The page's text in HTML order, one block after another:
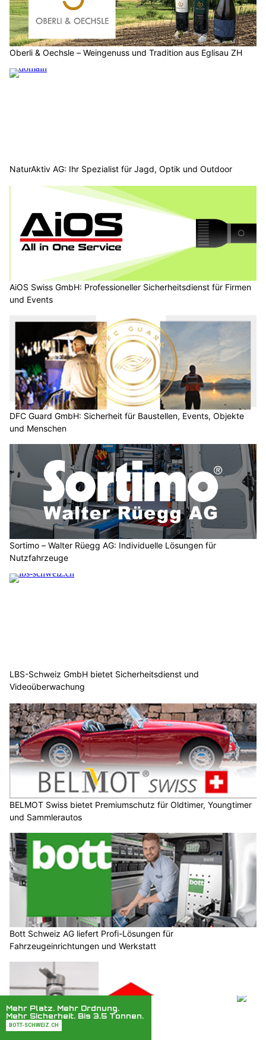
Oberli & Oechsle – Weingenuss und Tradition aus Eglisau ZH
NaturAktiv AG: Ihr Spezialist für Jagd, Optik und Outdoor
AiOS Swiss GmbH: Professioneller Sicherheitsdienst für Firmen
und Events
DFC Guard GmbH: Sicherheit für Baustellen, Events, Objekte
und Menschen
Sortimo – Walter Rüegg AG: Individuelle Lösungen für
Nutzfahrzeuge
LBS-Schweiz GmbH bietet Sicherheitsdienst und
Videoüberwachung
BELMOT Swiss bietet Premiumschutz für Oldtimer, Youngtimer
und Sammlerautos
Bott Schweiz AG liefert Profi-Lösungen für
Fahrzeugeinrichtungen und Werkstatt